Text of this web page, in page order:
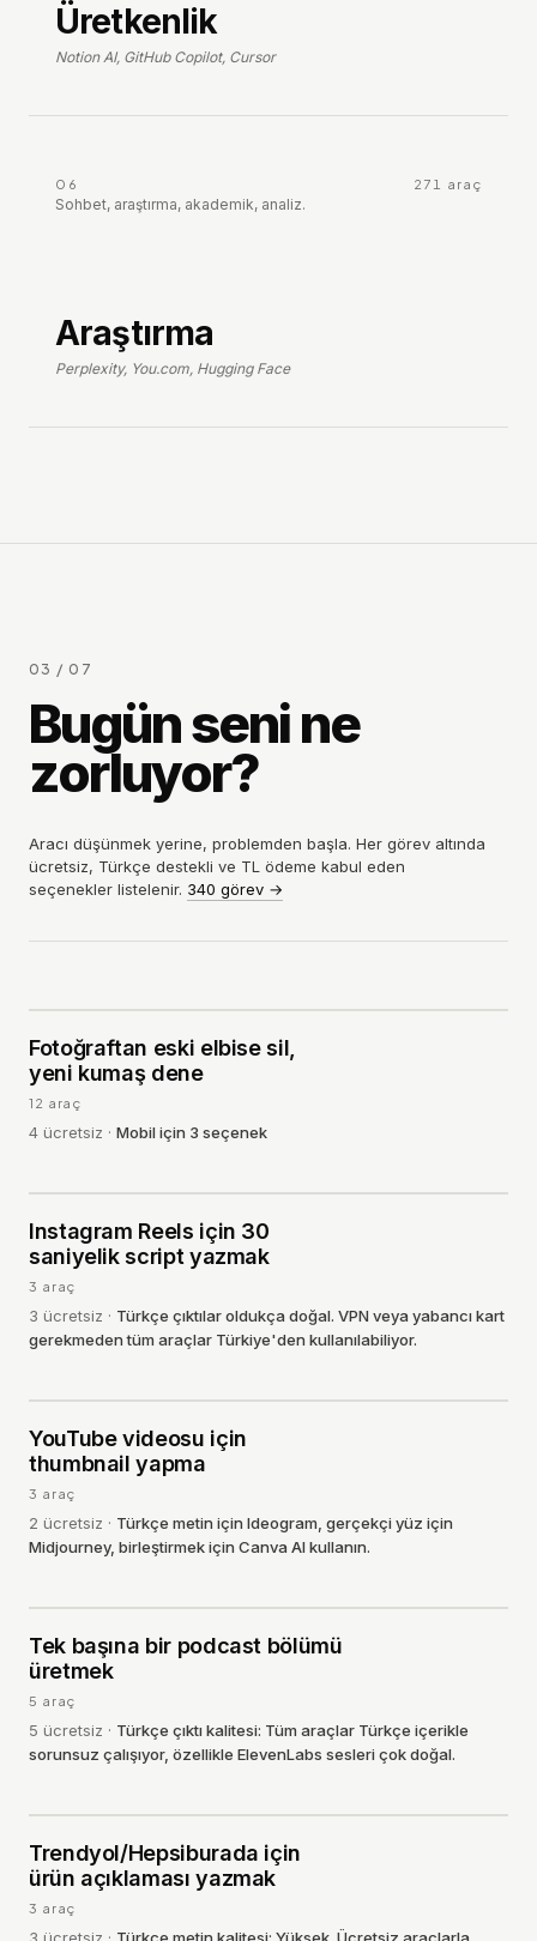
Üretkenlik
Notion AI, GitHub Copilot, Cursor
06 271 araç
Sohbet, araştırma, akademik, analiz.
Araştırma
Perplexity, You.com, Hugging Face
03 / 07
Bugün seni ne
zorluyor?
Aracı düşünmek yerine, problemden başla. Her görev altında
ücretsiz, Türkçe destekli ve TL ödeme kabul eden
seçenekler listelenir. 340 görev →
01·GÖRSEL
Fotoğraftan eski elbise sil,
yeni kumaş dene
12 araç
4 ücretsiz · Mobil için 3 seçenek
02 ·METIN
Instagram Reels için 30
saniyelik script yazmak
3 araç
3 ücretsiz · Türkçe çıktılar oldukça doğal. VPN veya yabancı kart
gerekmeden tüm araçlar Türkiye'den kullanılabiliyor.
03·GÖRSEL
YouTube videosu için
thumbnail yapma
3 araç
2 ücretsiz · Türkçe metin için Ideogram, gerçekçi yüz için
Midjourney, birleştirmek için Canva AI kullanın.
04·SES
Tek başına bir podcast bölümü
üretmek
5 araç
5 ücretsiz · Türkçe çıktı kalitesi: Tüm araçlar Türkçe içerikle
sorunsuz çalışıyor, özellikle ElevenLabs sesleri çok doğal.
05· METIN
Trendyol/Hepsiburada için
ürün açıklaması yazmak
3 araç